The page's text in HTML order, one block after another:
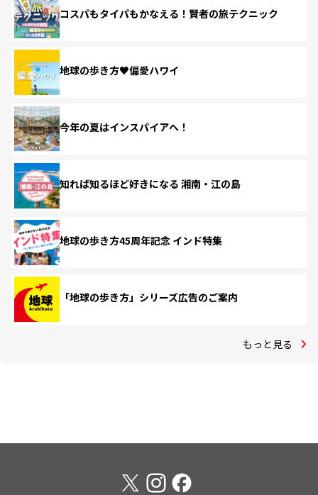
コスパもタイパもかなえる！賢者の旅テクニック
地球の歩き方♥偏愛ハワイ
今年の夏はインスパイアへ！
知れば知るほど好きになる 湘南・江の島
地球の歩き方45周年記念 インド特集
「地球の歩き方」シリーズ広告のご案内
もっと見る